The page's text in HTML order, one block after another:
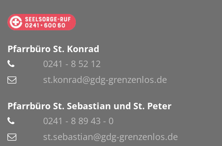
Pfarrbüro St. Konrad
0241 - 8 52 12
st.konrad@gdg-grenzenlos.de
Pfarrbüro St. Sebastian und St. Peter
0241 - 8 89 43 - 0
st.sebastian@gdg-grenzenlos.de